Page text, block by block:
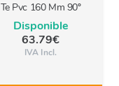
Te Pvc 160 Mm 90º
Disponible
63.79€
IVA Incl.